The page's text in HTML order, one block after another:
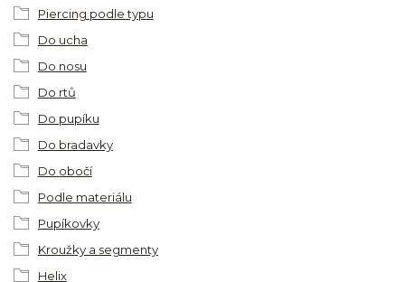
Piercing podle typu
Do ucha
Do nosu
Do rtů
Do pupíku
Do bradavky
Do obočí
Podle materiálu
Pupíkovky
Kroužky a segmenty
Helix